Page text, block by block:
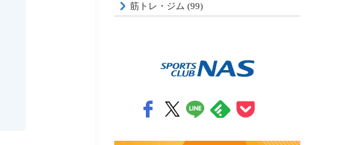
筋トレ・ジム (99)